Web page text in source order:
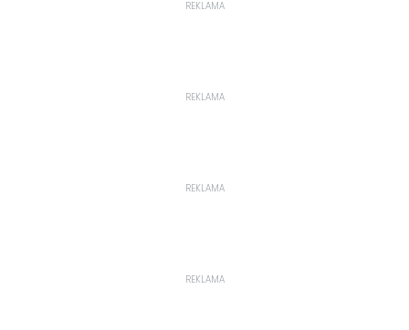
REKLAMA
REKLAMA
REKLAMA
REKLAMA